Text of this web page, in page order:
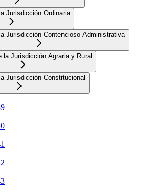
Jurisdicción Ordinaria
Jurisdicción Contencioso Administrativa
la Jurisdicción Agraria y Rural
Jurisdicción Constitucional